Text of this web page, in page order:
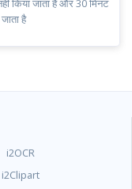
किया जाता है और 30 मिनट
है
i2OCR
i2Clipart